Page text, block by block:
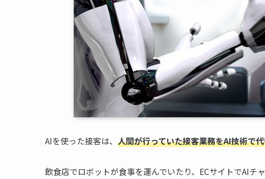
AIを使った接客は、 人間が行っていた接客業務をAI技術で
飲食店でロボットが食事を運んでいたり、ECサイトでAI